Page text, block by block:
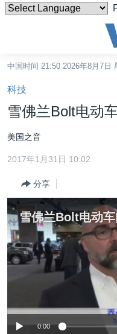
碍
链
接
转
内
转
到
航
跳
检
中国
台湾
港澳
国际
最新国际新闻
中东
分类新闻
经济·金融·贸易
人权·法律·宗教
科教·文娱·体健
美中关系
热点专题
白宫要闻
VOA视频
中文广播
中国时间 21:50 2026年8月7日
科技
雪佛兰Bolt电动
美国之音
2017年1月31日 10:02
分享
雪佛兰Bolt电动
没
0:00